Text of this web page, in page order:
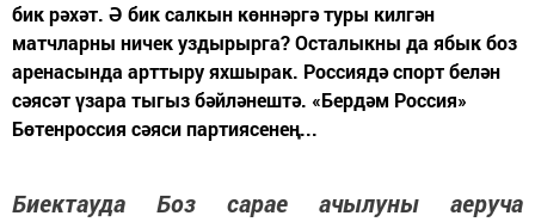
бик рәхәт. Ә бик салкын көннәргә туры килгән
матчларны ничек уздырырга? Осталыкны да ябык боз
аренасында арттыру яхшырак. Россиядә спорт белән
сәясәт үзара тыгыз бәйләнештә. «Бердәм Россия»
Бөтенроссия сәяси партиясенең...
Биектауда Боз сарае ачылуны аеруча